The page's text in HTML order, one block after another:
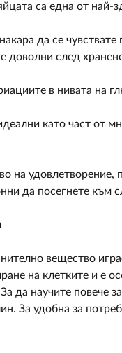
са една от
да се
доволни след
в нивата на
като част от
на
да посегнете към
вещество
на клетките и е
да научите повече
За удобна за